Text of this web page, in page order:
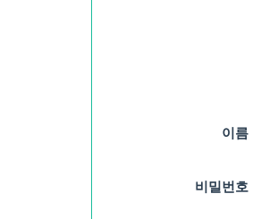
이름
비밀번호